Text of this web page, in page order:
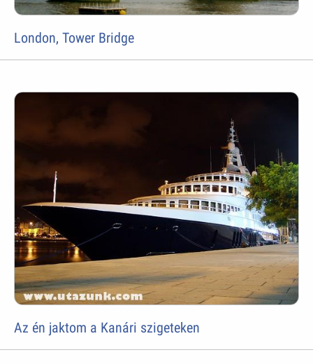
London, Tower Bridge
Az én jaktom a Kanári szigeteken